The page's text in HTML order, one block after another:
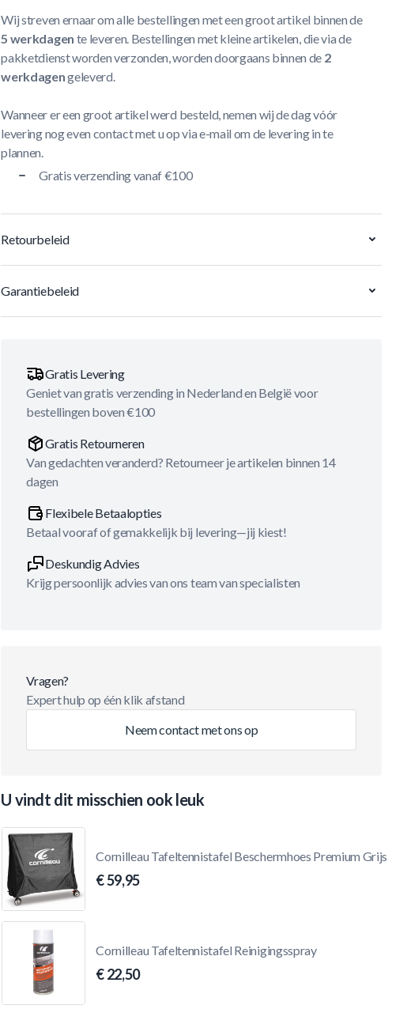
Wij streven ernaar om alle bestellingen met een groot artikel binnen de
5 werkdagen te leveren. Bestellingen met kleine artikelen, die via de
pakketdienst worden verzonden, worden doorgaans binnen de 2
werkdagengeleverd.
Wanneer er een groot artikel werd besteld, nemen wij de dag vóór
levering nog even contact met u op via e-mail om de levering in te
plannen.
Gratis verzending vanaf €100
Retourbeleid
Garantiebeleid
Gratis Levering
Geniet van gratis verzending in Nederland en België voor
bestellingen boven €100
Gratis Retourneren
Van gedachten veranderd? Retourneer je artikelen binnen 14
dagen
Flexibele Betaalopties
Betaal vooraf of gemakkelijk bij levering—jij kiest!
Deskundig Advies
Krijg persoonlijk advies van ons team van specialisten
Vragen?
Expert hulp op één klik afstand
Neem contact met ons op
U vindt dit misschien ook leuk
Cornilleau Tafeltennistafel Beschermhoes Premium Grijs
€ 59,95
Cornilleau Tafeltennistafel Reinigingsspray
€ 22,50